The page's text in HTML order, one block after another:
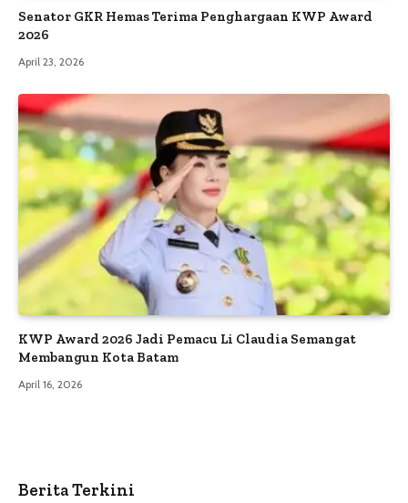
Senator GKR Hemas Terima Penghargaan KWP Award
2026
April 23, 2026
KWP Award 2026 Jadi Pemacu Li Claudia Semangat
Membangun Kota Batam
April 16, 2026
Berita Terkini